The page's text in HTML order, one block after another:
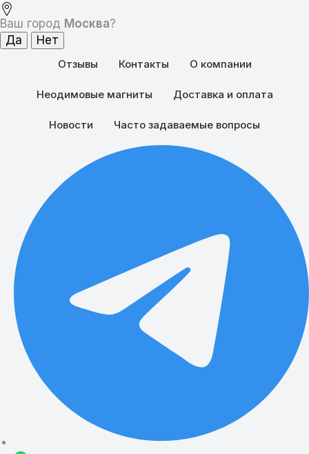
Ваш город Москва?
Отзывы Контакты О компании
Неодимовые магниты Доставка и оплата
Новости Часто задаваемые вопросы